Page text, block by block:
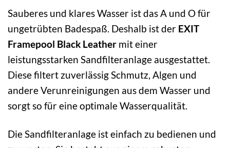
Sauberes und klares Wasser ist das A und O für
ungetrübten Badespaß. Deshalb ist der EXIT
Framepool Black Leather mit einer
leistungsstarken Sandfilteranlage ausgestattet.
Diese filtert zuverlässig Schmutz, Algen und
andere Verunreinigungen aus dem Wasser und
sorgt so für eine optimale Wasserqualität.
Die Sandfilteranlage ist einfach zu bedienen und